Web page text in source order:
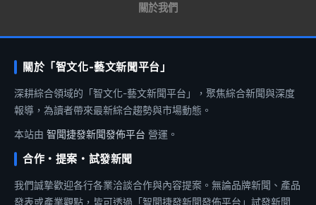
關於我們
關於「智文化-藝文新聞平台」
深耕綜合領域的「智文化-藝文新聞平台」，聚焦綜合新聞與深度
報導，為讀者帶來最新綜合趨勢與市場動態。
本站由 智聞捷發新聞發佈平台 營運。
合作・提案・試發新聞
我們誠摯歡迎各行各業洽談合作與內容提案。無論品牌新聞、產品
發表或產業觀點，皆可透過「智聞捷發新聞發佈平台」試發新聞